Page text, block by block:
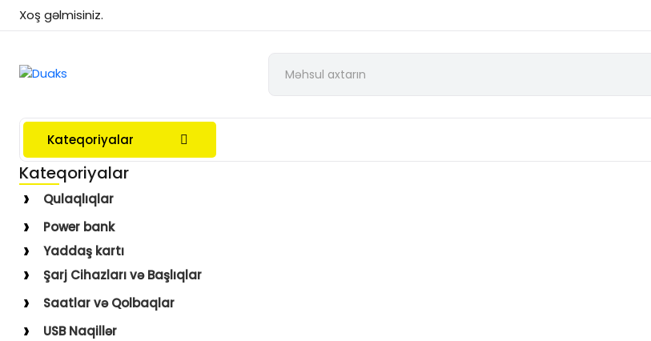
Xoş gəlmisiniz.
Kateqoriyalar
Kateqoriyalar
Qulaqlıqlar
Simli Qulaqlıqlar
Simsiz Qulaqlıqlar
Qulaqüstü
Power bank
Yaddaş kartı
Şarj Cihazları və Başlıqlar
Simsiz
Simli
Saatlar və Qolbaqlar
Saatlar
USB Naqillər